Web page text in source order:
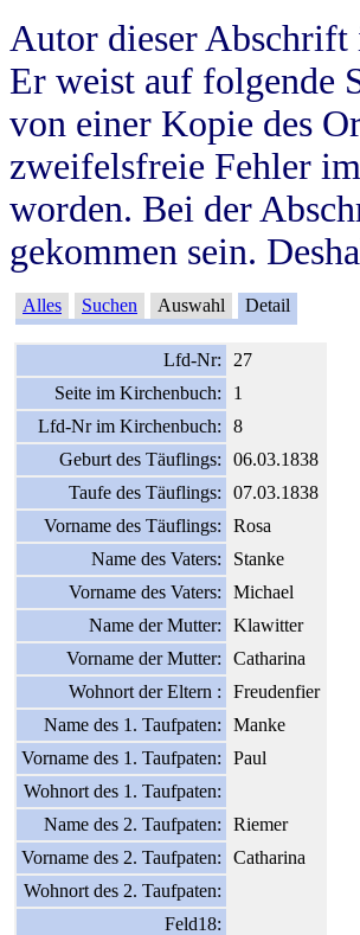
Autor dieser
Er weist auf folgende
von einer Kopie des
zweifelsfreie Fehler
worden. Bei der
gekommen sein.
Alles Suchen Auswahl Detail
Lfd-Nr:
27
Seite im Kirchenbuch:
1
Lfd-Nr im Kirchenbuch:
8
Geburt des Täuflings:
06.03.1838
Taufe des Täuflings:
07.03.1838
Vorname des Täuflings:
Rosa
Name des Vaters:
Stanke
Vorname des Vaters:
Michael
Name der Mutter:
Klawitter
Vorname der Mutter:
Catharina
Wohnort der Eltern :
Freudenfier
Name des 1. Taufpaten:
Manke
Vorname des 1. Taufpaten:
Paul
Wohnort des 1. Taufpaten:
Name des 2. Taufpaten:
Riemer
Vorname des 2. Taufpaten:
Catharina
Wohnort des 2. Taufpaten:
Feld18: